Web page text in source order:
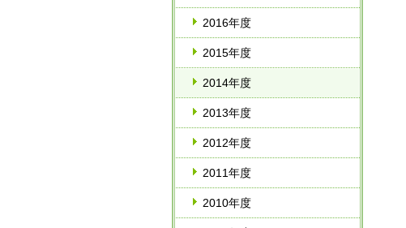
2016年度
2015年度
2014年度
2013年度
2012年度
2011年度
2010年度